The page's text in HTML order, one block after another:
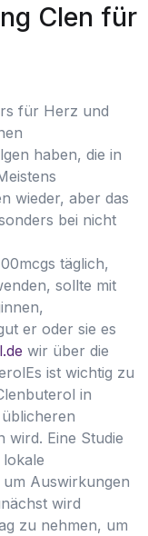
Clen für
für Herz und
haben, die in
wieder, aber das
bei nicht
täglich,
sollte mit
er oder sie es
wir über die
ist wichtig zu
in
wird. Eine Studie
Auswirkungen
wird
zu nehmen, um